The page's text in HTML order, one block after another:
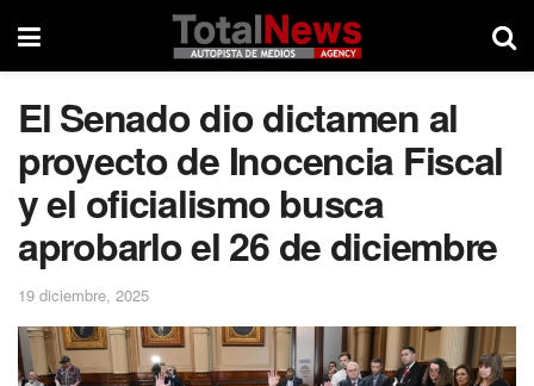
El Senado dio dictamen al
proyecto de Inocencia Fiscal
y el oficialismo busca
aprobarlo el 26 de diciembre
19 diciembre, 2025